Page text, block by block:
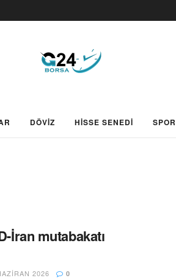
DÖVİZ HİSSE SENEDİ SPOR
İran mutabakatı
2026 0